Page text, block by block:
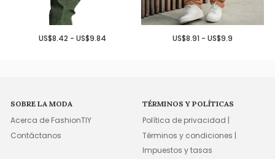
US$8.42 - US$9.84 US$8.91 - US$9.9
SOBRE LA MODA
Acerca de FashionTIY
Contáctanos
TÉRMINOS Y POLÍTICAS
Política de privacidad |
Términos y condiciones |
Impuestos y tasas